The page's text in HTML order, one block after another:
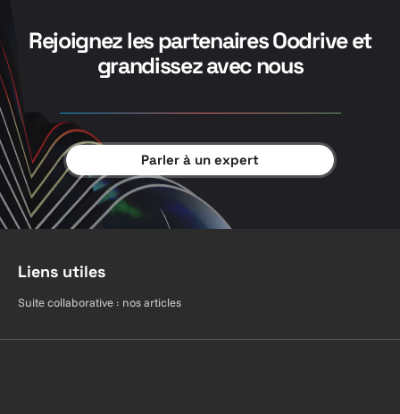
Rejoignez les partenaires Oodrive et
grandissez avec nous
Parler à un expert
Liens utiles
Suite collaborative : nos articles